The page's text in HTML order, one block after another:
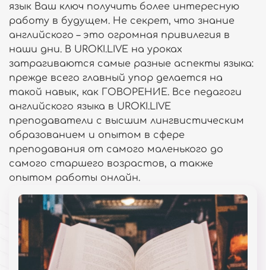
язык Ваш ключ получить более интересную
работу в будущем. Не секрет, что знание
английского – это огромная привилегия в
наши дни. В UROKI.LIVE на уроках
затрагиваются самые разные аспекты языка:
прежде всего главный упор делается на
такой навык, как ГОВОРЕНИЕ. Все педагоги
английского языка в UROKI.LIVE
преподаватели с высшим лингвистическим
образованием и опытом в сфере
преподавания от самого маленького до
самого старшего возрастов, а также
опытом работы онлайн.